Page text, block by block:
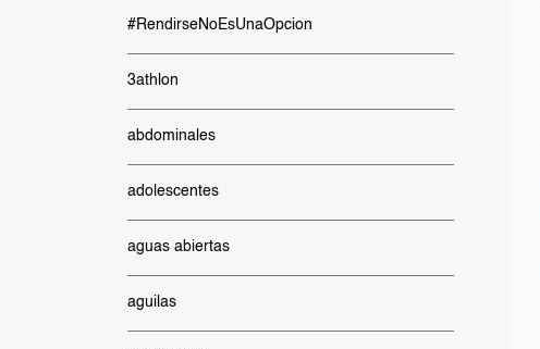
#RendirseNoEsUnaOpcion
3athlon
abdominales
adolescentes
aguas abiertas
aguilas